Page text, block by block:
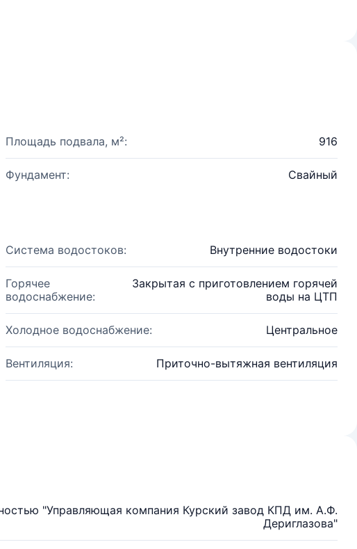
Площадь подвала, м²: 916
Фундамент: Свайный
Система водостоков: Внутренние водостоки
Горячее
водоснабжение:
Закрытая с приготовлением горячей
воды на ЦТП
Холодное водоснабжение: Центральное
Вентиляция: Приточно-вытяжная вентиляция
"Управляющая компания Курский завод КПД им. А.Ф.
Дериглазова"